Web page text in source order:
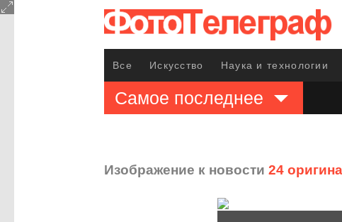
Все Искусство Наука и технологии
Самое последнее
Изображение к новости 24